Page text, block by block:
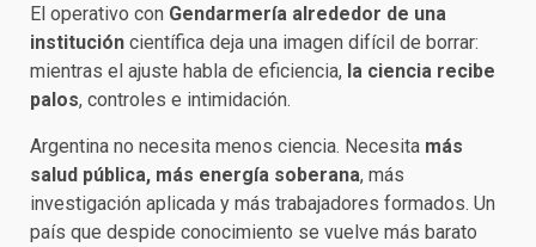
El operativo con Gendarmería alrededor de una
institución científica deja una imagen difícil de borrar:
mientras el ajuste habla de eficiencia, la ciencia recibe
palos, controles e intimidación.
Argentina no necesita menos ciencia. Necesita más
salud pública, más energía soberana, más
investigación aplicada y más trabajadores formados. Un
país que despide conocimiento se vuelve más barato